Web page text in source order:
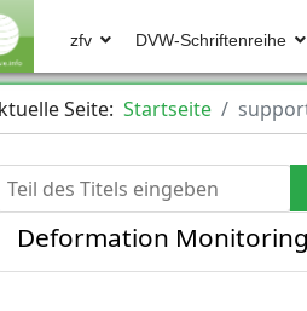
zfv DVW-Schriftenreihe
Seite: Startseite
Teil des Titels eingeben
Deformation